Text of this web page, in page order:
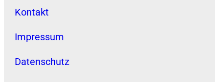
Kontakt
Impressum
Datenschutz